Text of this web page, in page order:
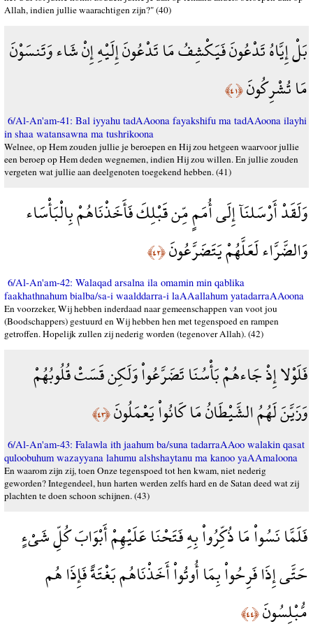
Allah, indien jullie waarachtigen zijn?" (40)
بَلْ إِيَّاهُ تَدْعُونَ فَيَكْشِفُ مَا تَدْعُونَ إِلَيْهِ إِنْ شَاء وَتَنسَوْنَ
مَا تُشْرِكُونَ﴿٤١﴾
6/Al-An'am-41: Bal iyyahu tadAAoona fayakshifu ma tadAAoona ilayhi
in shaa watansawna ma tushrikoona
Welnee, op Hem zouden jullie je beroepen en Hij zou hetgeen waarvoor jullie
een beroep op Hem deden wegnemen, indien Hij zou willen. En jullie zouden
vergeten wat jullie aan deelgenoten toegekend hebben. (41)
وَلَقَدْ أَرْسَلنَآ إِلَى أُمَمٍ مِّن قَبْلِكَ فَأَخَذْنَاهُمْ بِالْبَأْسَاء
وَالضَّرَّاء لَعَلَّهُمْ يَتَضَرَّعُونَ﴿٤٢﴾
6/Al-An'am-42: Walaqad arsalna ila omamin min qablika
faakhathnahum bialba/sa-i waalddarra-i laAAallahum yatadarraAAoona
En voorzeker, Wij hebben inderdaad naar gemeenschappen van voot jou
(Boodschappers) gestuurd en Wij hebben hen met tegenspoed en rampen
getroffen. Hopelijk zullen zij nederig worden (tegenover Allah). (42)
فَلَوْلا إِذْ جَاءهُمْ بَأْسُنَا تَضَرَّعُواْ وَلَكِن قَسَتْ قُلُوبُهُمْ
وَزَيَّنَ لَهُمُ الشَّيْطَانُ مَا كَانُواْ يَعْمَلُونَ﴿٤٣﴾
6/Al-An'am-43: Falawla ith jaahum ba/suna tadarraAAoo walakin qasat
quloobuhum wazayyana lahumu alshshaytanu ma kanoo yaAAmaloona
En waarom zijn zij, toen Onze tegenspoed tot hen kwam, niet nederig
geworden? Integendeel, hun harten werden zelfs hard en de Satan deed wat zij
plachten te doen schoon schijnen. (43)
فَلَمَّا نَسُواْ مَا ذُكِّرُواْ بِهِ فَتَحْنَا عَلَيْهِمْ أَبْوَابَ كُلِّ شَيْءٍ
حَتَّى إِذَا فَرِحُواْ بِمَا أُوتُواْ أَخَذْنَاهُم بَغْتَةً فَإِذَا هُم
مُّبْلِسُونَ﴿٤٤﴾